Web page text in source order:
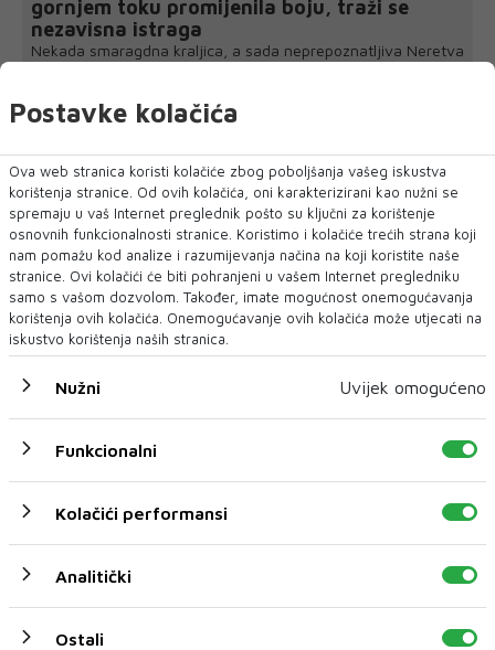
gornjem toku promijenila boju, traži se
nezavisna istraga
Nekada smaragdna kraljica, a sada neprepoznatljiva Neretva
Postavke kolačića
Ova web stranica koristi kolačiće zbog poboljšanja vašeg iskustva
korištenja stranice. Od ovih kolačića, oni karakterizirani kao nužni se
spremaju u vaš Internet preglednik pošto su ključni za korištenje
osnovnih funkcionalnosti stranice. Koristimo i kolačiće trećih strana koji
nam pomažu kod analize i razumijevanja načina na koji koristite naše
stranice. Ovi kolačići će biti pohranjeni u vašem Internet pregledniku
samo s vašom dozvolom. Također, imate mogućnost onemogućavanja
korištenja ovih kolačića. Onemogućavanje ovih kolačića može utjecati na
iskustvo korištenja naših stranica.
Nužni Uvijek omogućeno
Funkcionalni
Kolačići performansi
Analitički
Ostali